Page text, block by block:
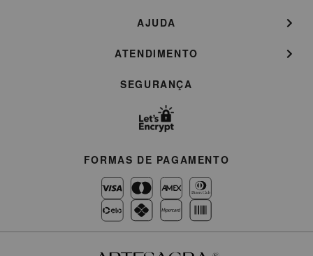
AJUDA
ATENDIMENTO
SEGURANÇA
FORMAS DE PAGAMENTO